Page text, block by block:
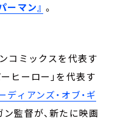
ーマン』 。
コミックスを代表す
ヒーロー」を代表す
ディアンズ・オブ・ギ
ン監督が、新たに映画